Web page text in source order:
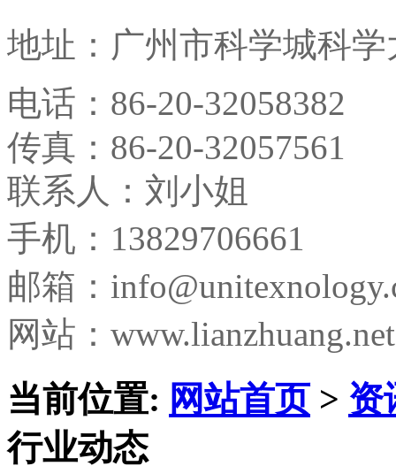
地址： 广州市科学城科
电话： 86-20-32058382
传真： 86-20-32057561
联系人：刘小姐
手机：13829706661
邮箱：
网站：www.lianzhuang.net
当前位置: 网站首页> 资
行业动态